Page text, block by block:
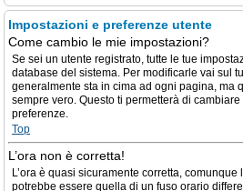
Impostazioni e preferenze utente
Come cambio le mie impostazioni?
Se sei un utente registrato, tutte le tue
database del sistema. Per modificarle vai sul
generalmente sta in cima ad ogni pagina, ma
sempre vero. Questo ti permetterà di
preferenze.
Top
L’ora non è corretta!
L’ora è quasi sicuramente corretta, comunque
potrebbe essere quella di un fuso orario